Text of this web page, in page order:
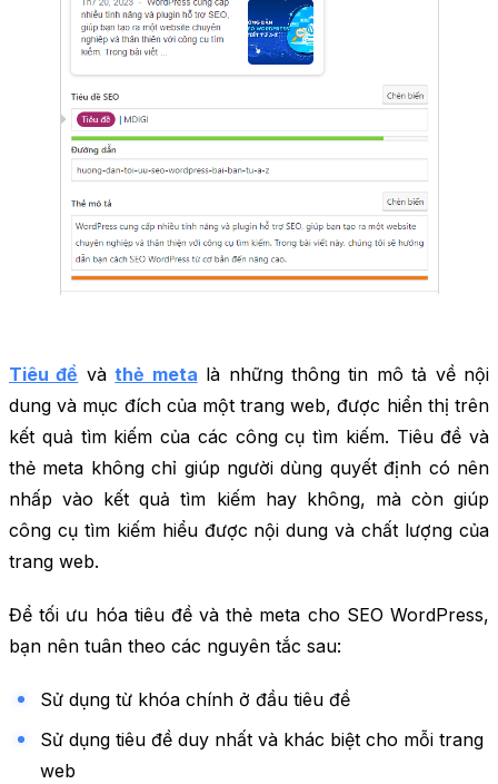
Tiêu đề vàthẻ meta là những thông tin mô tả về nội
dung và mục đích của một trang web, được hiển thị trên
kết quả tìm kiếm của các công cụ tìm kiếm. Tiêu đề và
thẻ meta không chỉ giúp người dùng quyết định có nên
nhấp vào kết quả tìm kiếm hay không, mà còn giúp
công cụ tìm kiếm hiểu được nội dung và chất lượng của
trang web.
Để tối ưu hóa tiêu đề và thẻ meta cho SEO WordPress,
bạn nên tuân theo các nguyên tắc sau:
Sử dụng từ khóa chính ở đầu tiêu đề
Sử dụng tiêu đề duy nhất và khác biệt cho mỗi trang
web